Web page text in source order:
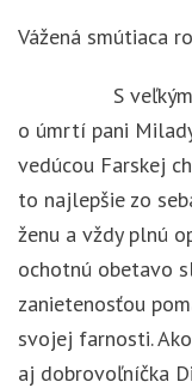
Vážená smútiaca
S veľkým
o úmrtí pani
vedúcou Farskej
to najlepšie zo
ženu a vždy plnú
ochotnú obetavo
zanietenosťou
svojej farnosti.
aj dobrovoľníčka